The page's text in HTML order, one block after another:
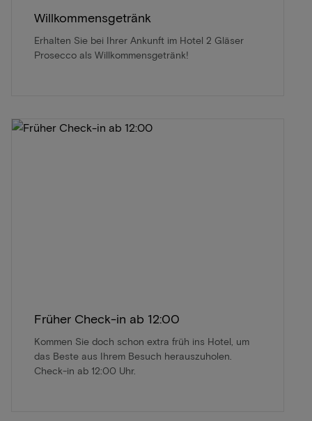
Willkommensgetränk
Erhalten Sie bei Ihrer Ankunft im Hotel 2 Gläser
Prosecco als Willkommensgetränk!
Früher Check-in ab 12:00
Kommen Sie doch schon extra früh ins Hotel, um
das Beste aus Ihrem Besuch herauszuholen.
Check-in ab 12:00 Uhr.